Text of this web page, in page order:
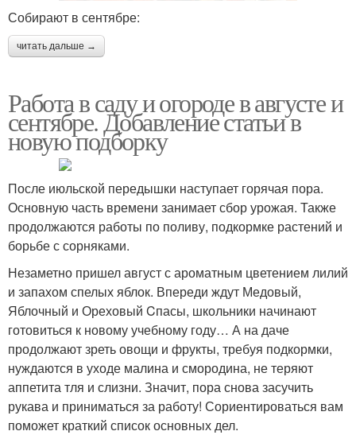
Собирают в сентябре:
читать дальше →
Работа в саду и огороде в августе и
сентябре. Добавление статьи в
новую подборку
После июльской передышки наступает горячая пора.
Основную часть времени занимает сбор урожая. Также
продолжаются работы по поливу, подкормке растений и
борьбе с сорняками.
Незаметно пришел август с ароматным цветением лилий
и запахом спелых яблок. Впереди ждут Медовый,
Яблочный и Ореховый Cпасы, школьники начинают
готовиться к новому учебному году… А на даче
продолжают зреть овощи и фрукты, требуя подкормки,
нуждаются в уходе малина и смородина, не теряют
аппетита тля и слизни. Значит, пора снова засучить
рукава и приниматься за работу! Сориентироваться вам
поможет краткий список основных дел.